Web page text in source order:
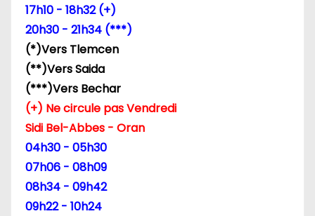
a
r
t
c
17h10 - 18h32 (+)
20h30 - 21h34 (***)
(*)Vers Tlemcen
(**)Vers Saida
(***)Vers Bechar
(+) Ne circule pas Vendredi
Sidi Bel-Abbes - Oran
04h30 - 05h30
07h06 - 08h09
08h34 - 09h42
09h22 - 10h24